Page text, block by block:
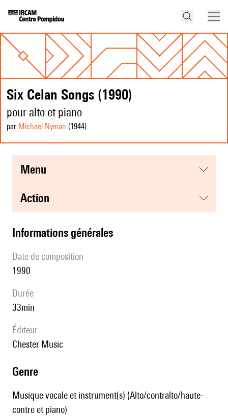
Six Celan Songs (1990)
pour alto et piano
par Michael Nyman (1944)
menu
action
informations générales
date de composition
1990
durée
33min
éditeur
Chester Music
genre
Musique vocale et instrument(s) (Alto/contralto/haute-
contre et piano)